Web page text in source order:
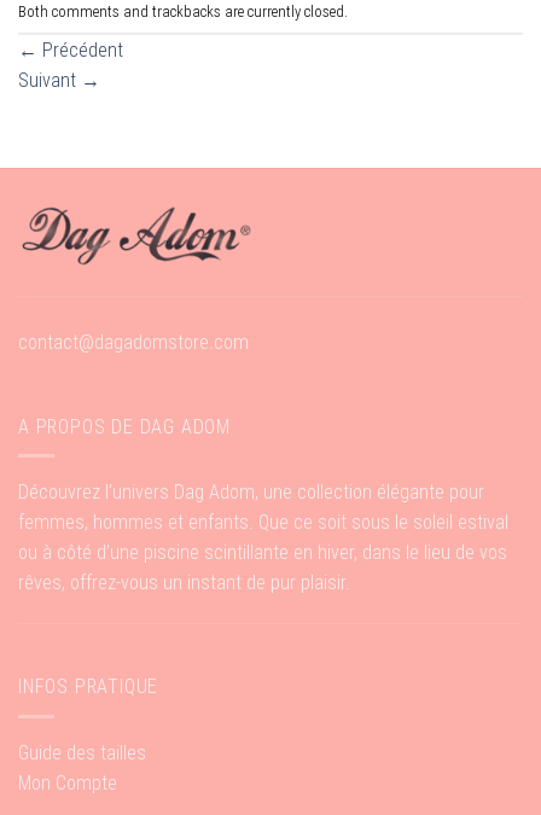
Both comments and trackbacks are currently closed.
← Précédent
Suivant →
contact@dagadomstore.com
A PROPOS DE DAG ADOM
Découvrez l’univers Dag Adom, une collection élégante pour
femmes, hommes et enfants. Que ce soit sous le soleil estival
ou à côté d’une piscine scintillante en hiver, dans le lieu de vos
rêves, offrez-vous un instant de pur plaisir.
INFOS PRATIQUE
Guide des tailles
Mon Compte